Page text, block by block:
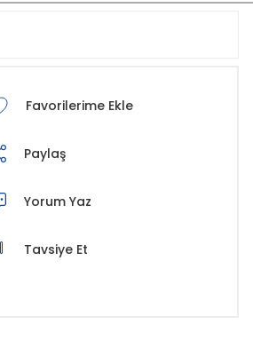
Paylaş
Yorum Yaz
Tavsiye Et